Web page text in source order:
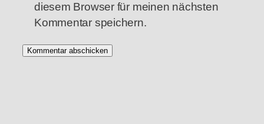
diesem Browser für meinen nächsten
Kommentar speichern.